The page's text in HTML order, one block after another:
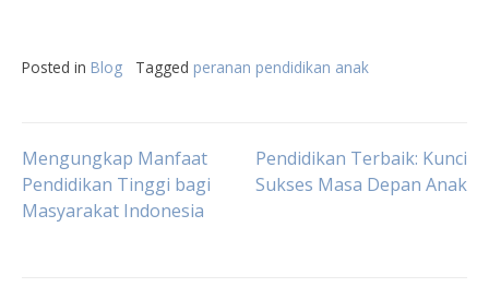
Posted in Blog Tagged peranan pendidikan anak
Post
navigation
Mengungkap Manfaat
Pendidikan Tinggi bagi
Masyarakat Indonesia
Pendidikan Terbaik: Kunci
Sukses Masa Depan Anak